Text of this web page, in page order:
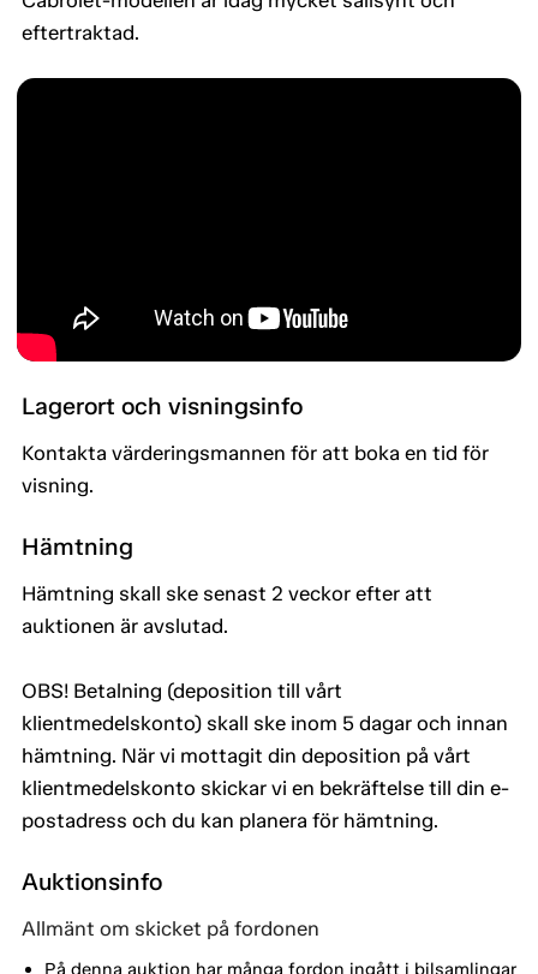
eftertraktad.
Lagerort och visningsinfo
Kontakta värderingsmannen för att boka en tid för
visning.
Hämtning
Hämtning skall ske senast 2 veckor efter att
auktionen är avslutad.
OBS! Betalning (deposition till vårt
klientmedelskonto) skall ske inom 5 dagar och innan
hämtning. När vi mottagit din deposition på vårt
klientmedelskonto skickar vi en bekräftelse till din e-
postadress och du kan planera för hämtning.
Auktionsinfo
Allmänt om skicket på fordonen
På denna auktion har många fordon ingått i bilsamlingar